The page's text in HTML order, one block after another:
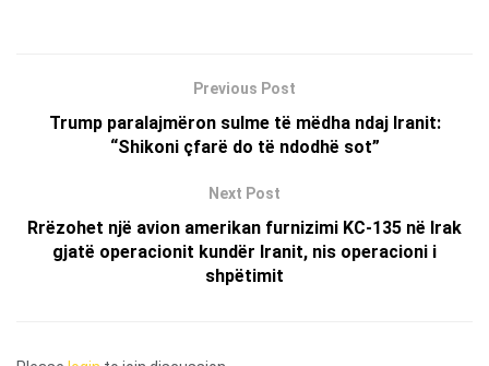
Previous Post
Trump paralajmëron sulme të mëdha ndaj Iranit:
“Shikoni çfarë do të ndodhë sot”
Next Post
Rrëzohet një avion amerikan furnizimi KC-135 në Irak
gjatë operacionit kundër Iranit, nis operacioni i
shpëtimit